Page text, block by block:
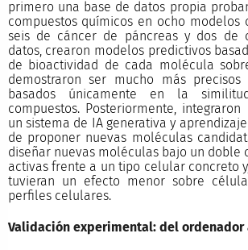
primero una base de datos propia
compuestos químicos en ocho modelos
seis de cáncer de páncreas y dos de
datos, crearon modelos predictivos
de bioactividad de cada molécula
demostraron ser mucho más
basados únicamente en la
compuestos. Posteriormente,
un sistema de IA generativa y
de proponer nuevas moléculas
diseñar nuevas moléculas bajo un doble
activas frente a un tipo celular concreto
tuvieran un efecto menor sobre
perfiles celulares.
Validación experimental: del